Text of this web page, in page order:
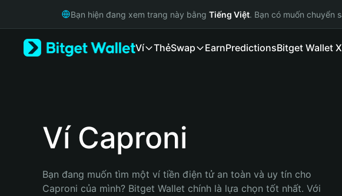
Русский
Bahasa Indonesia
Bạn hiện đang xem trang này bằng Tiếng Việt. Bạn có muốn chuyển
Ví ThẻSwap EarnPredictionsBitget Wallet X
Ví Caproni
Bạn đang muốn tìm một ví tiền điện tử an toàn và uy tín cho
Caproni của mình? Bitget Wallet chính là lựa chọn tốt nhất. Với